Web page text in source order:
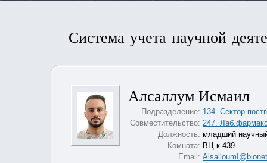
Система учета научной
Алсаллум Исмаил
Подразделение: 134. Сектор
Совместительство: 247.
Должность: младший
Комната: ВЦ к.439
Email: